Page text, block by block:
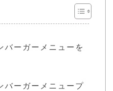
ーガーメニューを
ーガーメニュープ